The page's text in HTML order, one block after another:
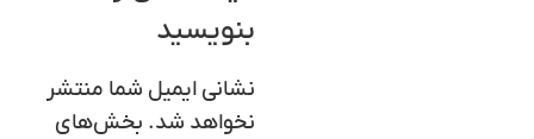
بنویسید
نشانی ایمیل شما منتشر
نخواهد شد. بخش‌های